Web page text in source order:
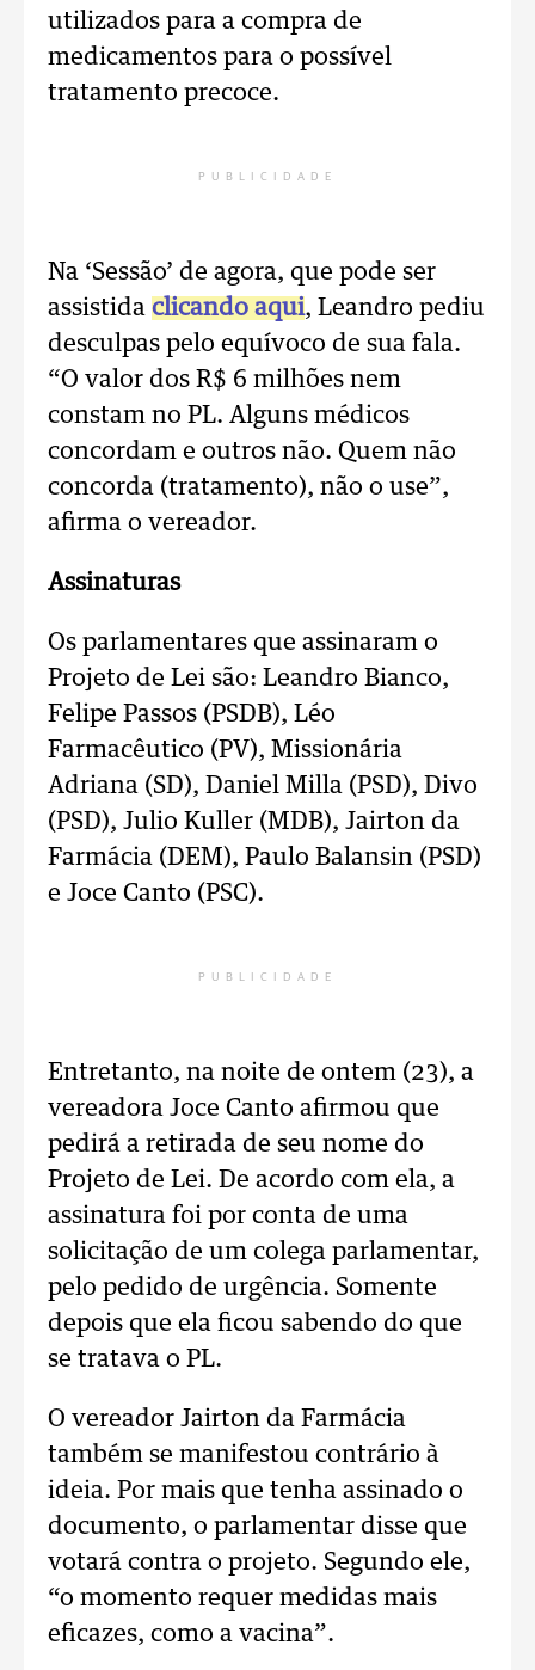
utilizados para a compra de
medicamentos para o possível
tratamento precoce.
PUBLICIDADE
Na ‘Sessão’ de agora, que pode ser
assistida clicando aqui, Leandro pediu
desculpas pelo equívoco de sua fala.
“O valor dos R$ 6 milhões nem
constam no PL. Alguns médicos
concordam e outros não. Quem não
concorda (tratamento), não o use”,
afirma o vereador.
Assinaturas
Os parlamentares que assinaram o
Projeto de Lei são: Leandro Bianco,
Felipe Passos (PSDB), Léo
Farmacêutico (PV), Missionária
Adriana (SD), Daniel Milla (PSD), Divo
(PSD), Julio Kuller (MDB), Jairton da
Farmácia (DEM), Paulo Balansin (PSD)
e Joce Canto (PSC).
PUBLICIDADE
Entretanto, na noite de ontem (23), a
vereadora Joce Canto afirmou que
pedirá a retirada de seu nome do
Projeto de Lei. De acordo com ela, a
assinatura foi por conta de uma
solicitação de um colega parlamentar,
pelo pedido de urgência. Somente
depois que ela ficou sabendo do que
se tratava o PL.
O vereador Jairton da Farmácia
também se manifestou contrário à
ideia. Por mais que tenha assinado o
documento, o parlamentar disse que
votará contra o projeto. Segundo ele,
“o momento requer medidas mais
eficazes, como a vacina”.